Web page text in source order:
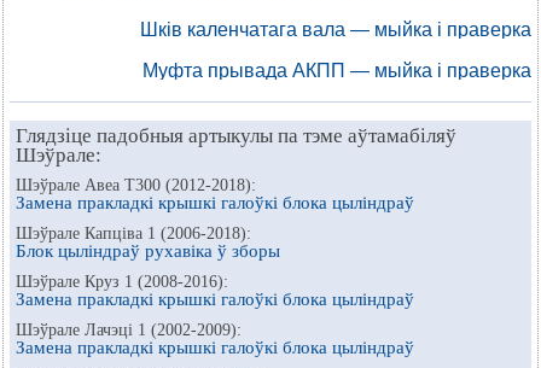
Шків каленчатага вала — мыйка і праверка
Муфта прывада АКПП — мыйка і праверка
Глядзіце падобныя артыкулы па тэме аўтамабіляў
Шэўрале:
Шэўрале Авеа Т300 (2012-2018):
Замена пракладкі крышкі галоўкі блока цыліндраў
Шэўрале Капціва 1 (2006-2018):
Блок цыліндраў рухавіка ў зборы
Шэўрале Круз 1 (2008-2016):
Замена пракладкі крышкі галоўкі блока цыліндраў
Шэўрале Лачэці 1 (2002-2009):
Замена пракладкі крышкі галоўкі блока цыліндраў